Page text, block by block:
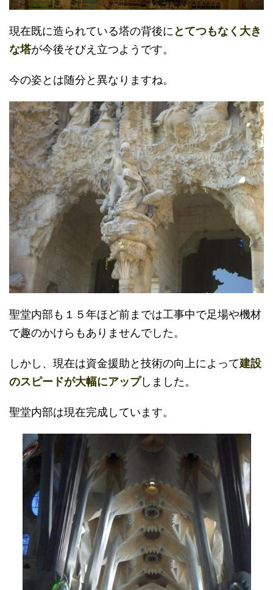
現在既に造られている塔の背後に とてつもなく大き
な塔が今後そびえ立つようです。
今の姿とは随分と異なりますね。
聖堂内部も１５年ほど前までは工事中で足場や機材
で趣のかけらもありませんでした。
しかし、現在は資金援助と技術の向上によって建設
のスピードが大幅にアップしました。
聖堂内部は現在完成しています。